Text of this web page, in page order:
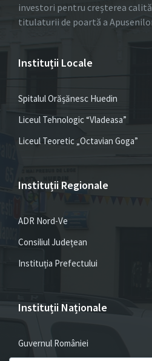
investori pentru creșterea
titulaturii de poartă a
Instituții Locale
Spitalul Orășănesc Huedin
Liceul Tehnologic “Vladeasa”
Liceul Teoretic „Octavian Goga”
Instituții Regionale
ADR Nord-Ve
Consiliul Județean
Instituția Prefectului
Instituții Naționale
Guvernul României